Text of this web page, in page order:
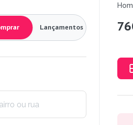
Lançamentos